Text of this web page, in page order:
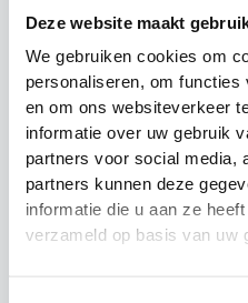
Deze website maakt
We gebruiken cookies om
personaliseren, om
en om ons websiteverkeer
informatie over uw gebruik
partners voor social media,
partners kunnen deze
informatie die u aan ze
verzameld op basis van uw
€3.49
Actie!
Actie!